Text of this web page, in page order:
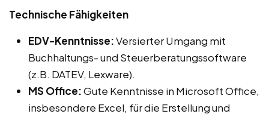
Technische Fähigkeiten
EDV-Kenntnisse:Versierter Umgang mit
Buchhaltungs- und Steuerberatungssoftware
(z.B. DATEV, Lexware).
MS Office:Gute Kenntnisse in Microsoft Office,
insbesondere Excel, für die Erstellung und